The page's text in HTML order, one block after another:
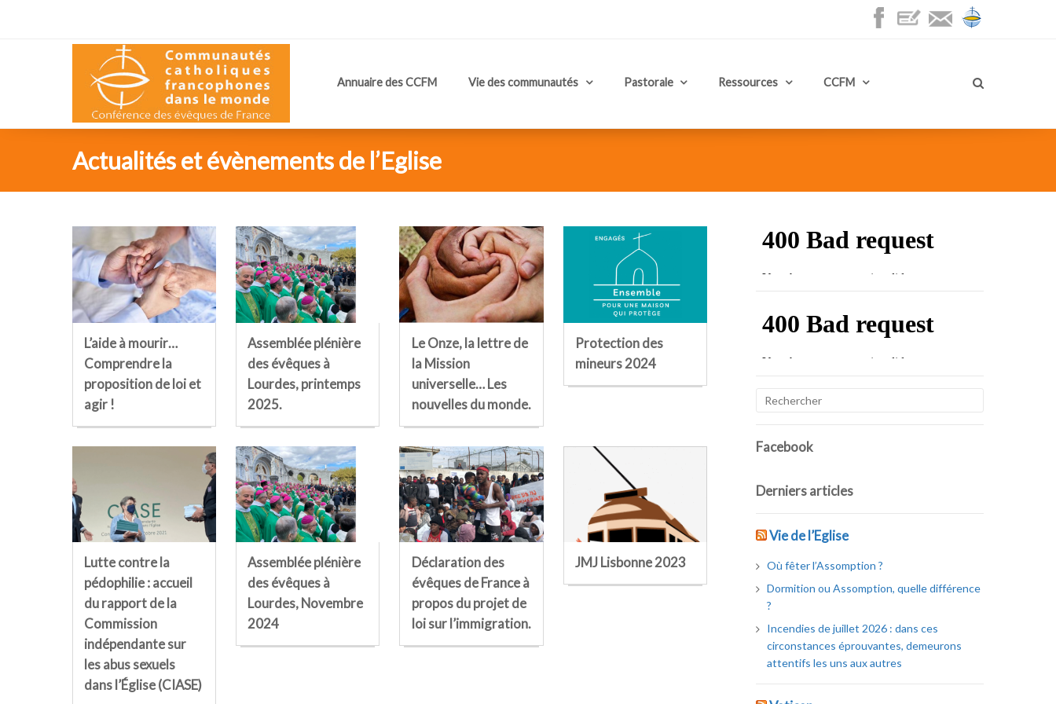
Annuaire des CCFM Vie des communautés Pastorale Ressources CCFM
Actualités et évènements de l’Eglise
L’aide à mourir…
Comprendre la
proposition de loi et
agir !
Assemblée plénière
des évêques à
Lourdes, printemps
2025.
Le Onze, la lettre de
la Mission
universelle… Les
nouvelles du monde.
Protection des
mineurs 2024
Lutte contre la
pédophilie : accueil
du rapport de la
Commission
indépendante sur
les abus sexuels
dans l’Église (CIASE)
Assemblée plénière
des évêques à
Lourdes, Novembre
2024
Déclaration des
évêques de France à
propos du projet de
loi sur l’immigration.
JMJ Lisbonne 2023
Facebook
Derniers articles
Vie de l’Eglise
Où fêter l’Assomption ?
Dormition ou Assomption, quelle différence
?
Incendies de juillet 2026 : dans ces
circonstances éprouvantes, demeurons
attentifs les uns aux autres